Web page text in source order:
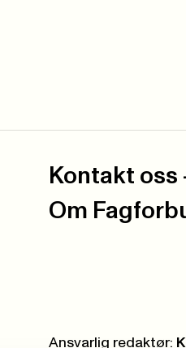
Kontakt oss
Om
Ansvarlig redaktør: